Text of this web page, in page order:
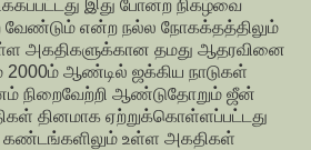
இது போன்ற நிகழ்வை
வேண்டும் என்ற நல்ல நோகக்தத்திலும்
அகதிகளுக்கான தமது ஆதரவினை
2000ம் ஆண்டில் ஜக்கிய நாடுகள்
நிறைவேற்றி ஆண்டுதோறும் ஜீன்
தினமாக ஏற்றுக்கொள்ளப்பட்டது
உள்ள அகதிகள்